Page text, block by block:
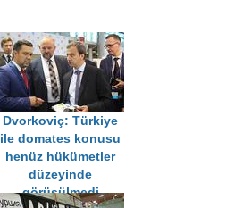
Dvorkoviç: Türkiye
ile domates konusu
henüz hükümetler
düzeyinde
görüşülmedi